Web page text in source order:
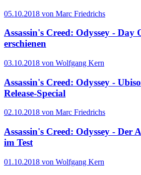
05.10.2018 von Marc Friedrichs
Assassin's Creed: Odyssey - Day
erschienen
03.10.2018 von Wolfgang Kern
Assassin's Creed: Odyssey -
Release-Special
02.10.2018 von Marc Friedrichs
Assassin's Creed: Odyssey - Der
im Test
01.10.2018 von Wolfgang Kern